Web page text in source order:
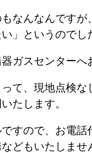
なんなんですが
」というのでし
ガスセンターへ
て、現地点検な
たします。
すので、お電話
どもいたしませ